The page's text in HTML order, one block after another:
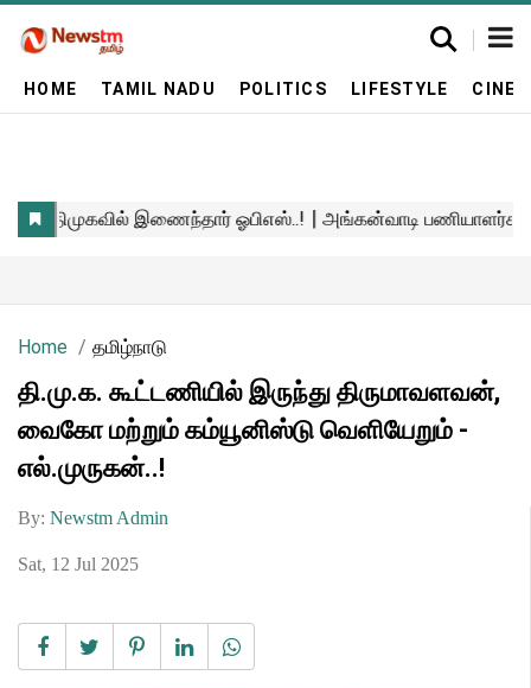
HOME TAMIL NADU POLITICS LIFESTYLE
Home தமிழ்நாடு
தி.மு.க. கூட்டணியில் இருந்து திருமாவளவன்,
வைகோ மற்றும் கம்யூனிஸ்டு வெளியேறும் -
எல்.முருகன்..!
By: Newstm Admin
Sat, 12 Jul 2025